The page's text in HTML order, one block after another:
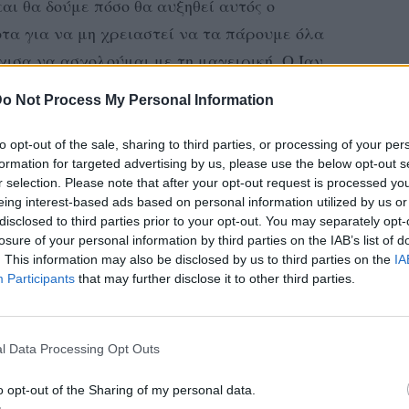
Not Process My Personal Information
opt-out of the sale, sharing to third parties, or processing of your
for targeted advertising by us, please use the below opt-out
selection. Please note that after your opt-out request is processed
interest-based ads based on personal information utilized by us
to third parties prior to your opt-out. You may separately
of your personal information by third parties on the IAB’s list of
This information may also be disclosed by us to third parties on the
Participants that may further disclose it to other third parties.
Data Processing Opt Outs
opt-out of the Sharing of my personal data.
θα δούμε πόσο θα αυξηθεί αυτός ο
για να μη χρειαστεί να τα πάρουμε όλα
να ασχολούμαι με τη μαγειρική. Ο Ίαν
το παιδί.
σχόλιο για τη διαφορά ηλικίας, ας κάνει.
Είμαστε στο ίδιο σπίτι με τα τρία
είμαστε» ανέφερε μεταξύ άλλων η Μαίρη
και ο Ιάν Στρατής τη φετινή σεζόν
μιούζικαλ HAIR στο θέατρο Ριάλτο.